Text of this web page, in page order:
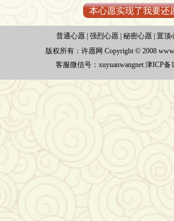
本心愿实现了我要还
普通心愿 强烈心愿 秘密心愿 置顶
版权所有： 许愿网 Copyright © 2008
客服微信号：xuyuanwangnet 津ICP备